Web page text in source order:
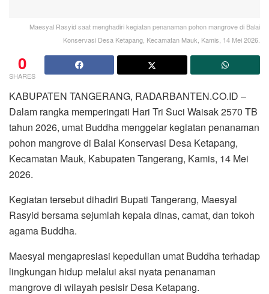
Maesyal Rasyid saat menghadiri kegiatan penanaman pohon mangrove di Balai
Konservasi Desa Ketapang, Kecamatan Mauk, Kamis, 14 Mei 2026.
0
SHARES
KABUPATEN TANGERANG, RADARBANTEN.CO.ID –
Dalam rangka memperingati Hari Tri Suci Waisak 2570 TB
tahun 2026, umat Buddha menggelar kegiatan penanaman
pohon mangrove di Balai Konservasi Desa Ketapang,
Kecamatan Mauk, Kabupaten Tangerang, Kamis, 14 Mei
2026.
Kegiatan tersebut dihadiri Bupati Tangerang, Maesyal
Rasyid bersama sejumlah kepala dinas, camat, dan tokoh
agama Buddha.
Maesyal mengapresiasi kepedulian umat Buddha terhadap
lingkungan hidup melalui aksi nyata penanaman
mangrove di wilayah pesisir Desa Ketapang.